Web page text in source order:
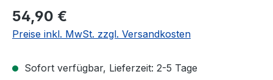
Regulärer Preis:
54,90 €
Preise inkl. MwSt. zzgl. Versandkosten
Sofort verfügbar, Lieferzeit: 2-5 Tage